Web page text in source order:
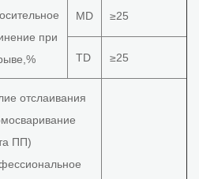
при
MD ≥25
TD ≥25
отслаивания
ПП)